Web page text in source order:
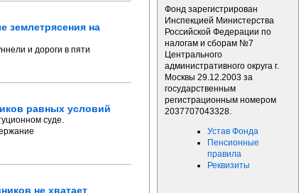
землетрясения на
и дороги в пяти
равных условий
суде.
не хватает
Фонд зарегистрирован
Инспекцией Министерства
Российской Федерации по
налогам и сборам №7
Центрального
административного округа г.
Москвы 29.12.2003 за
государственным
регистрационным номером
2037707043328.
Устав Фонда
Пенсионные
правила
Реквизиты